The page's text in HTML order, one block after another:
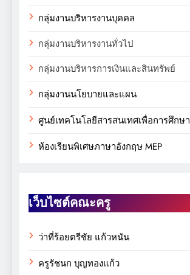
กลุ่มงานบริหารงานบุคคล
กลุ่มงานบริหารงานทั่วไป
กลุ่มงานบริหารการเงินและสินทรัพย์
กลุ่มงานนโยบายและแผน
ศูนย์เทคโนโลยีสารสนเทศเพื่อการศึกษา
ห้องเรียนพิเศษภาษาอังกฤษ MEP
เว็บไซต์คณะครู
ว่าที่ร้อยตรีชัย แก้วหนัน
ครูรัชนก บุญทองแก้ว